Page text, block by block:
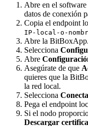
Abre en el
datos de conexión
Copia el endpoint
IP-local-o-
Abre la BitBoxApp.
Selecciona
Abre
Asegúrate de que
quieres que la
la red local.
Selecciona
Pega el endpoint
Si el nodo
Descargar